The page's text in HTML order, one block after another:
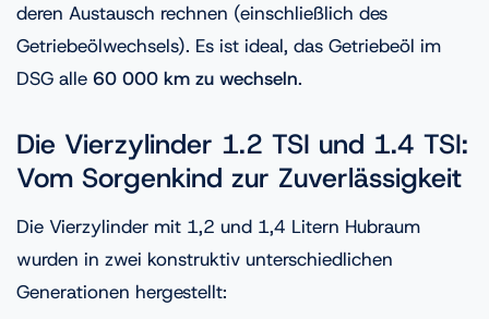
deren Austausch rechnen (einschließlich des
Getriebeölwechsels). Es ist ideal, das Getriebeöl im
DSG alle 60 000 km zu wechseln.
Die Vierzylinder 1.2 TSI und 1.4 TSI:
Vom Sorgenkind zur Zuverlässigkeit
Die Vierzylinder mit 1,2 und 1,4 Litern Hubraum
wurden in zwei konstruktiv unterschiedlichen
Generationen hergestellt: